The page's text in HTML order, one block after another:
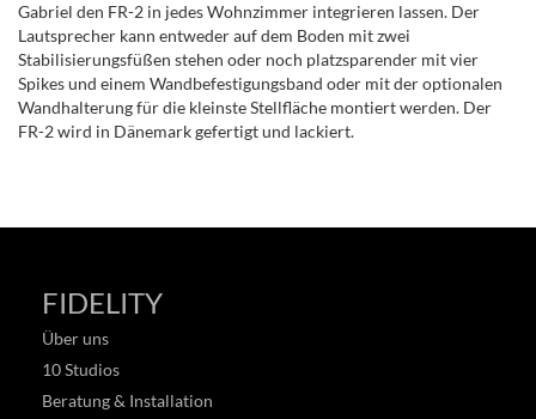
Gabriel den FR-2 in jedes Wohnzimmer integrieren lassen. Der
Lautsprecher kann entweder auf dem Boden mit zwei
Stabilisierungsfüßen stehen oder noch platzsparender mit vier
Spikes und einem Wandbefestigungsband oder mit der optionalen
Wandhalterung für die kleinste Stellfläche montiert werden. Der
FR-2 wird in Dänemark gefertigt und lackiert.
FIDELITY
Über uns
10 Studios
Beratung & Installation